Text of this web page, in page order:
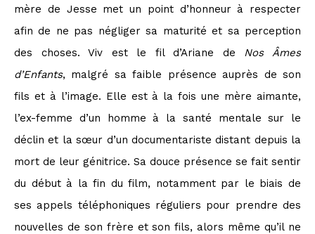
mère de Jesse met un point d’honneur à respecter
afin de ne pas négliger sa maturité et sa perception
des choses. Viv est le fil d’Ariane de Nos Âmes
d’Enfants, malgré sa faible présence auprès de son
fils et à l’image. Elle est à la fois une mère aimante,
l’ex-femme d’un homme à la santé mentale sur le
déclin et la sœur d’un documentariste distant depuis la
mort de leur génitrice. Sa douce présence se fait sentir
du début à la fin du film, notamment par le biais de
ses appels téléphoniques réguliers pour prendre des
nouvelles de son frère et son fils, alors même qu’il ne